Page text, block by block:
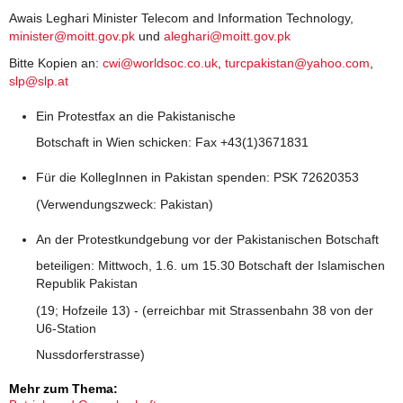
Awais Leghari Minister Telecom and Information Technology,
minister@moitt.gov.pk und aleghari@moitt.gov.pk
Bitte Kopien an: cwi@worldsoc.co.uk turcpakistan@yahoo.com
slp@slp.at
Ein Protestfax an die Pakistanische
Botschaft in Wien schicken: Fax +43(1)3671831
Für die KollegInnen in Pakistan spenden: PSK 72620353
(Verwendungszweck: Pakistan)
An der Protestkundgebung vor der Pakistanischen Botschaft
beteiligen: Mittwoch, 1.6. um 15.30 Botschaft der Islamischen
Republik Pakistan
(19; Hofzeile 13) - (erreichbar mit Strassenbahn 38 von der
U6-Station
Nussdorferstrasse)
Mehr zum Thema: